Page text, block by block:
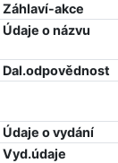
Záhlaví-akce
Údaje o názvu
Dal.odpovědnost
Údaje o vydání
Vyd.údaje